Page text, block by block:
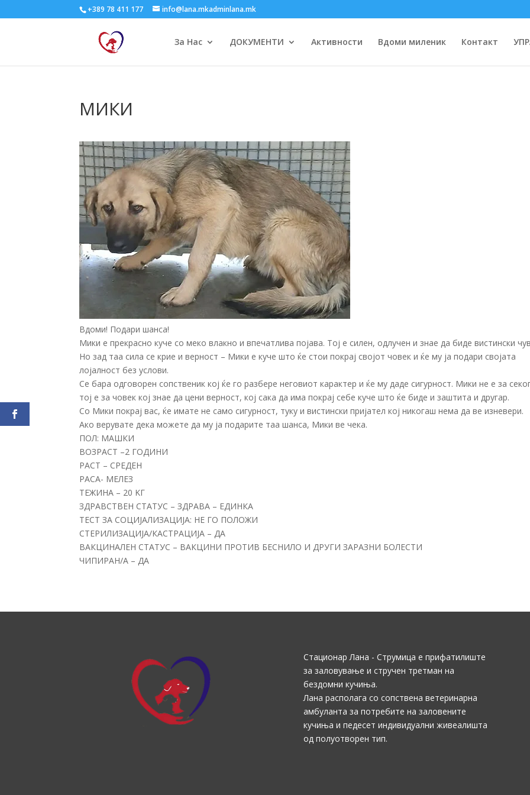
+389 78 411 177 info@lana.mkadminlana.mk
За Нас ДОКУМЕНТИ Активности Вдоми миленик Контакт
МИКИ
Вдоми! Подари шанса!
Мики е прекрасно куче со меко влакно и впечатлива појава. Тој е силен, одлучен и знае да биде вистински
Но зад таа сила се крие и верност – Мики е куче што ќе стои покрај својот човек и ќе му ја подари својата
лојалност без услови.
Се бара одговорен сопственик кој ќе го разбере неговиот карактер и ќе му даде сигурност. Мики не е за
тој е за човек кој знае да цени верност, кој сака да има покрај себе куче што ќе биде и заштита и другар.
Со Мики покрај вас, ќе имате не само сигурност, туку и вистински пријател кој никогаш нема да ве изневери.
Ако верувате дека можете да му ја подарите таа шанса, Мики ве чека.
ПОЛ: МАШКИ
ВОЗРАСТ –2 ГОДИНИ
РАСТ – СРЕДЕН
РАСА- МЕЛЕЗ
ТЕЖИНА – 20 KГ
ЗДРАВСТВЕН СТАТУС – ЗДРАВА – ЕДИНКА
ТЕСТ ЗА СОЦИЈАЛИЗАЦИЈА: НЕ ГО ПОЛОЖИ
СТЕРИЛИЗАЦИЈА/КАСТРАЦИЈА – ДА
ВАКЦИНАЛЕН СТАТУС – ВАКЦИНИ ПРОТИВ БЕСНИЛО И ДРУГИ ЗАРАЗНИ БОЛЕСТИ
ЧИПИРАН/А – ДА
Стационар Лана - Струмица е прифатилиште
за заловување и стручен третман на
бездомни кучиња.
Лана располага со сопствена ветеринарна
амбуланта за потребите на заловените
кучиња и педесет индивидуални живеалишта
од полуотворен тип.